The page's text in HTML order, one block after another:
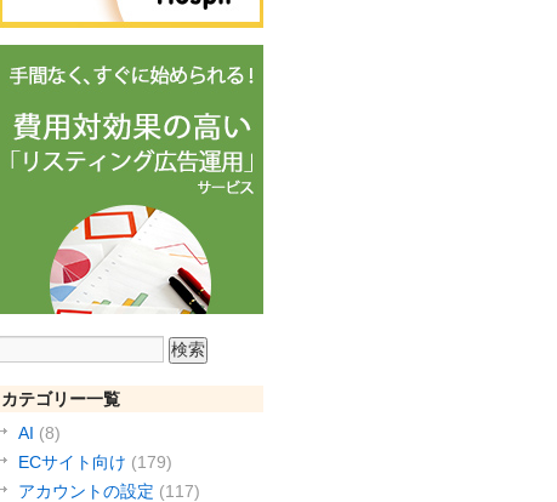
カテゴリー一覧
AI (8)
ECサイト向け (179)
アカウントの設定 (117)